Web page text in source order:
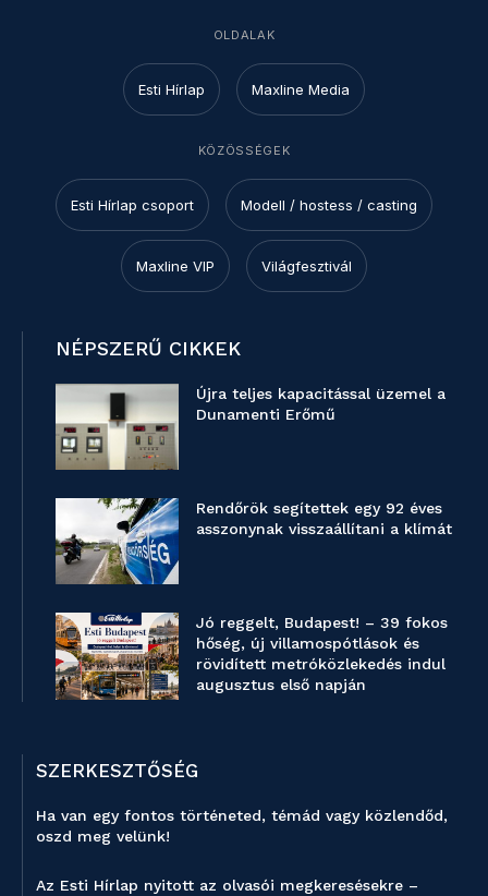
OLDALAK
Esti Hírlap Maxline Media
KÖZÖSSÉGEK
Esti Hírlap csoport Modell / hostess / casting
Maxline VIP Világfesztivál
NÉPSZERŰ CIKKEK
Újra teljes kapacitással üzemel a
Dunamenti Erőmű
Rendőrök segítettek egy 92 éves
asszonynak visszaállítani a klímát
Jó reggelt, Budapest! – 39 fokos
hőség, új villamospótlások és
rövidített metróközlekedés indul
augusztus első napján
SZERKESZTŐSÉG
Ha van egy fontos történeted, témád vagy közlendőd,
oszd meg velünk!
Az Esti Hírlap nyitott az olvasói megkeresésekre –